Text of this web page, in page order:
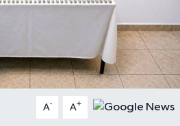
A- A+